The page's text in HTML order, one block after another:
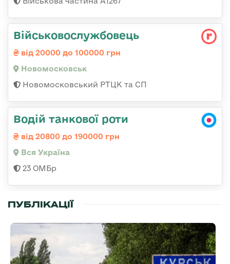
Військовослужбовець
від 20000 до 100000 грн
Новомосковськ
Новомосковський РТЦК та СП
Водій танкової роти
від 20800 до 190000 грн
Вся Україна
23 ОМБр
ПУБЛІКАЦІЇ